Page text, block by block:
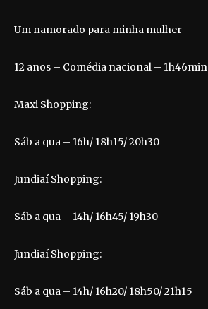
Um namorado para minha mulher
12 anos – Comédia nacional – 1h46min
Maxi Shopping:
Sáb a qua – 16h/ 18h15/ 20h30
Jundiaí Shopping:
Sáb a qua – 14h/ 16h45/ 19h30
Jundiaí Shopping:
Sáb a qua – 14h/ 16h20/ 18h50/ 21h15